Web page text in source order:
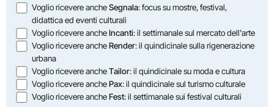
Opzioni
Voglio ricevere ancheSegnala: focus su mostre, festival,
didattica ed eventi culturali
Voglio ricevere ancheIncanti: il settimanale sul mercato dell'arte
Voglio ricevere ancheRender: il quindicinale sulla rigenerazione
urbana
Voglio ricevere ancheTailor: il quindicinale su moda e cultura
Voglio ricevere anchePax: il quindicinale sul turismo culturale
Voglio ricevere ancheFest: il settimanale sui festival culturali